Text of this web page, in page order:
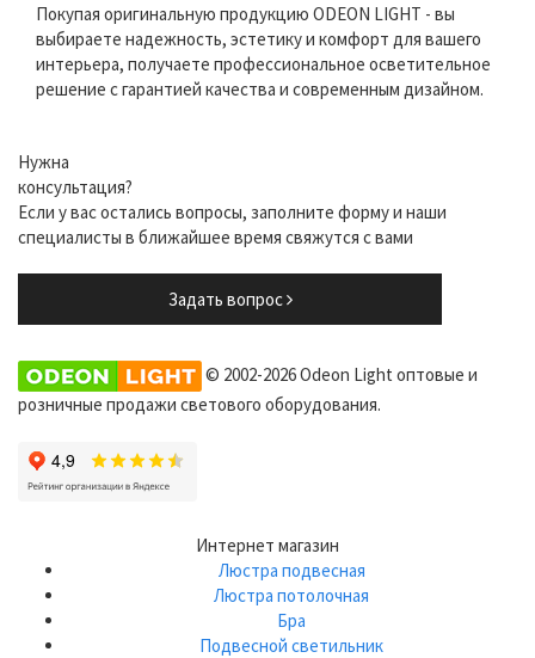
Покупая оригинальную продукцию ODEON LIGHT - вы
выбираете надежность, эстетику и комфорт для вашего
интерьера, получаете профессиональное осветительное
решение с гарантией качества и современным дизайном.
Нужна
консультация?
Если у вас остались вопросы, заполните форму и наши
специалисты в ближайшее время свяжутся с вами
Задать вопрос
© 2002-2026 Odeon Light оптовые и
розничные продажи светового оборудования.
Интернет магазин
Люстра подвесная
Люстра потолочная
Бра
Подвесной светильник